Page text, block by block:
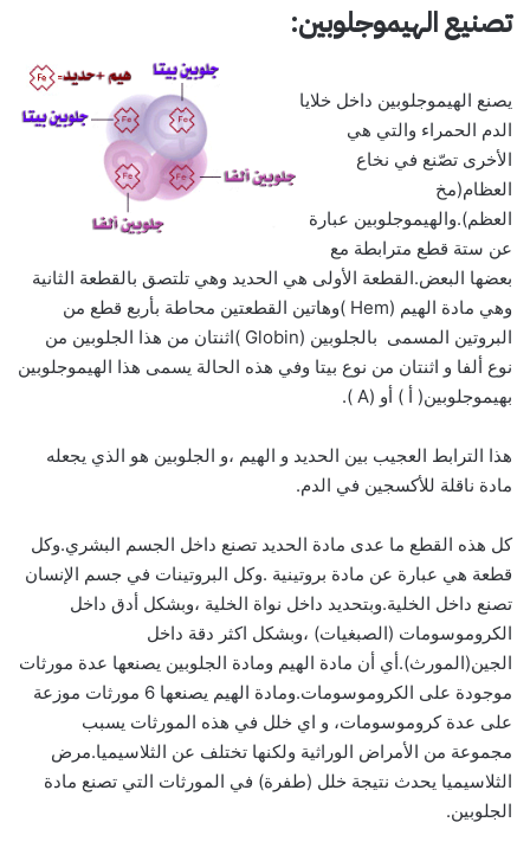
تصنيع الهيموجلوبين:
يصنع الهيموجلوبين داخل خلايا
الدم الحمراء والتي هي
الأخرى تصّنع في نخاع
العظام(مخ
العظم).والهيموجلوبين عبارة
عن ستة قطع مترابطة مع
بعضها البعض.القطعة الأولى هي الحديد وهي تلتصق بالقطعة الثانية
وهي مادة الهيم (Hem )وهاتين القطعتين محاطة بأربع قطع من
البروتين المسمى بالجلوبين (Globin )اثنتان من هذا الجلوبين من
نوع ألفا و اثنتان من نوع بيتا وفي هذه الحالة يسمى هذا الهيموجلوبين
بهيموجلوبين( أ ) أو (A ).
هذا الترابط العجيب بين الحديد و الهيم ،و الجلوبين هو الذي يجعله
مادة ناقلة للأكسجين في الدم.
كل هذه القطع ما عدى مادة الحديد تصنع داخل الجسم البشري.وكل
قطعة هي عبارة عن مادة بروتينية .وكل البروتينات في جسم الإنسان
تصنع داخل الخلية.وبتحديد داخل نواة الخلية ،وبشكل أدق داخل
الكروموسومات (الصبغيات) ،وبشكل اكثر دقة داخل
الجين(المورث).أي أن مادة الهيم ومادة الجلوبين يصنعها عدة مورثات
موجودة على الكروموسومات.ومادة الهيم يصنعها 6 مورثات موزعة
على عدة كروموسومات، و اي خلل في هذه المورثات يسبب
مجموعة من الأمراض الوراثية ولكنها تختلف عن الثلاسيميا.مرض
الثلاسيميا يحدث نتيجة خلل (طفرة) في المورثات التي تصنع مادة
الجلوبين.